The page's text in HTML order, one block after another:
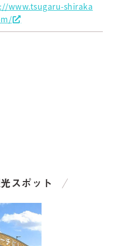
www.tsugaru-shiraka
スポット